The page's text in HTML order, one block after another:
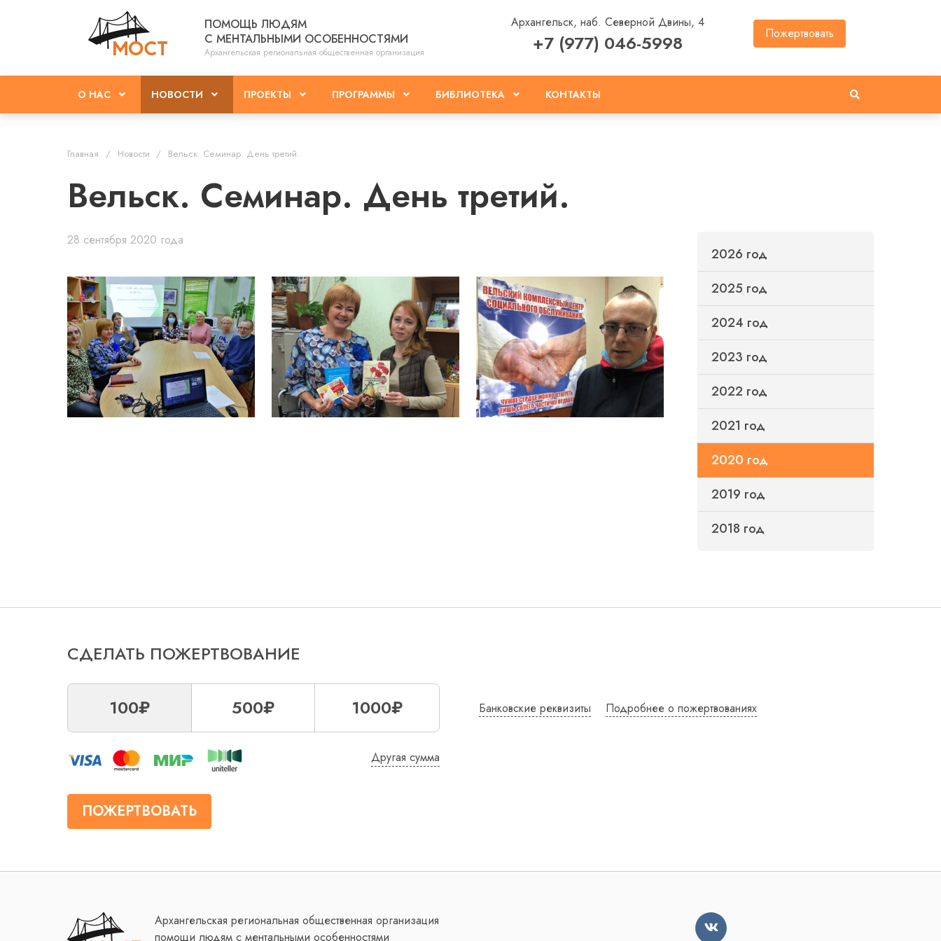
ПОМОЩЬ ЛЮДЯМ
С МЕНТАЛЬНЫМИ ОСОБЕННОСТЯМИ
Архангельская региональная общественная организация
Архангельск, наб. Северной Двины, 4
+7 (977) 046-5998 Пожертвовать
О НАС НОВОСТИ ПРОЕКТЫ ПРОГРАММЫ БИБЛИОТЕКА КОНТАКТЫ
Главная Новости Вельск. Семинар. День третий.
Вельск. Семинар. День третий.
28 сентября 2020 года
2026 год
2025 год
2024 год
2023 год
2022 год
2021 год
2020 год
2019 год
2018 год
СДЕЛАТЬ ПОЖЕРТВОВАНИЕ
100₽ 500₽ 1000₽
Другая сумма
ПОЖЕРТВОВАТЬ
Банковские реквизиты Подробнее о пожертвованиях
Архангельская региональная общественная организация
помощи людям с ментальными особенностями